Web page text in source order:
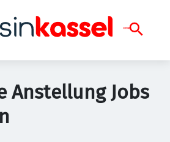
Anstellung Jobs